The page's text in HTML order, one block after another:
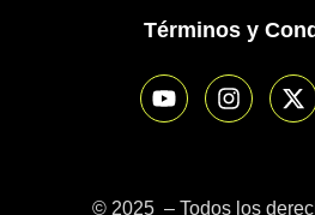
Términos y
© 2025 – Todos los